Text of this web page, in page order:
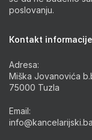
poslovanju.
Kontakt informacije
Adresa:
Miška Jovanovića
75000 Tuzla
Email:
info@kancelarijski.ba